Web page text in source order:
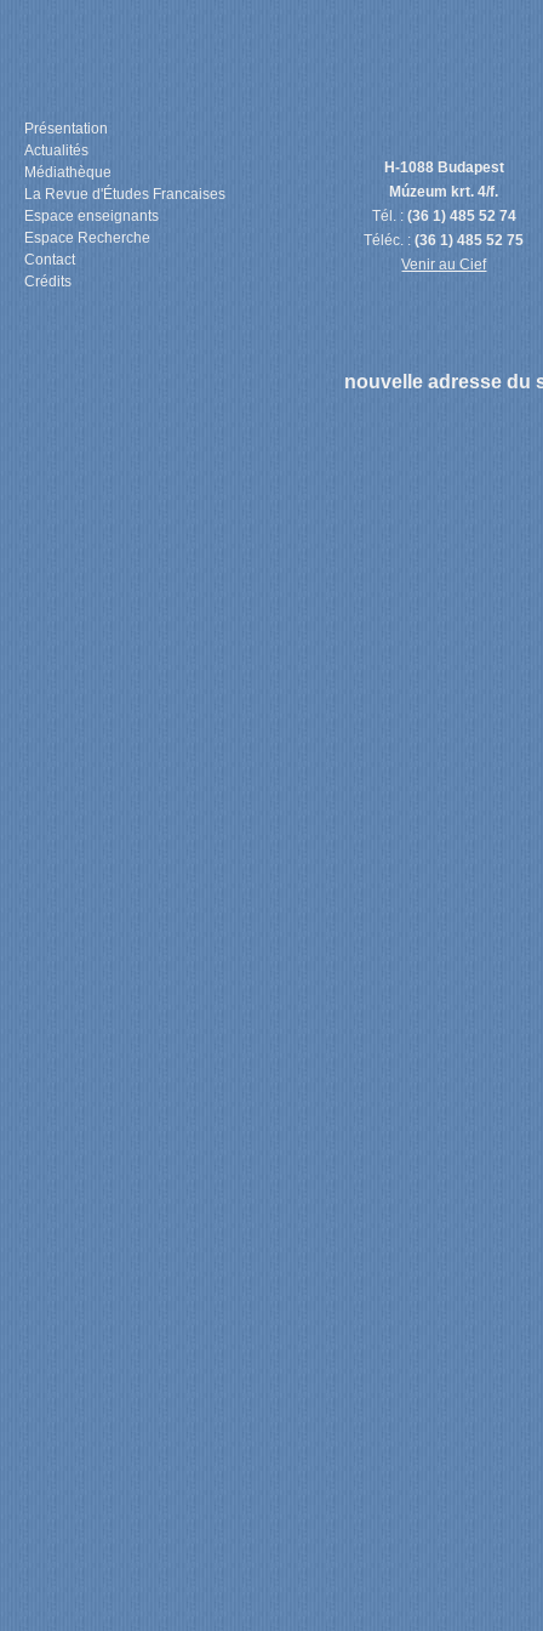
Présentation
Actualités
Médiathèque
La Revue d'Études Francaises
Espace enseignants
Espace Recherche
Contact
Crédits
H-1088 Budapest
Múzeum krt. 4/f.
Tél. : (36 1) 485 52 74
Téléc. :(36 1) 485 52 75
Venir au Cief
nouvelle adresse du